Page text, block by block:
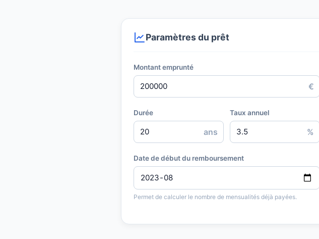
Paramètres du prêt
Montant emprunté
€
Durée
ans
Taux annuel
%
Date de début du remboursement
Permet de calculer le nombre de mensualités déjà payées.